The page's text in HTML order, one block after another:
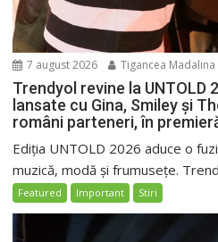
7 august 2026 Tigancea Madalina
Trendyol revine la UNTOLD
lansate cu Gina, Smiley și
români parteneri, în
Ediția UNTOLD 2026 aduce o
muzică, modă și frumusețe.
Featured Important Stiri